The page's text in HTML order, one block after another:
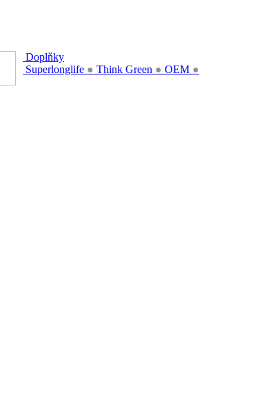
Doplňky
Superlonglife ● Think Green ● OEM ●